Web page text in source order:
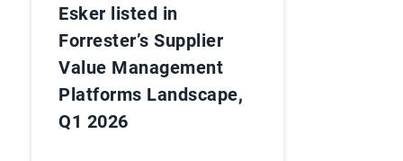
Esker listed in
Forrester’s Supplier
Value Management
Platforms Landscape,
Q1 2026